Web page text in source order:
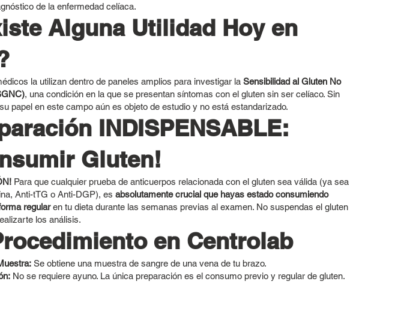
de la enfermedad celíaca.
Alguna Utilidad Hoy en
la utilizan dentro de paneles amplios para investigar laSensibilidad al Gluten No
, una condición en la que se presentan síntomas con el gluten sin ser celíaco. Sin
papel en este campo aún es objeto de estudio y no está estandarizado.
INDISPENSABLE:
Gluten!
Para que cualquier prueba de anticuerpos relacionada con el gluten sea válida (ya sea
Anti-tTG o Anti-DGP), esabsolutamente crucial que hayas estado consumiendo
regularen tu dieta durante las semanas previas al examen. No suspendas el gluten
los análisis.
en Centrolab
Se obtiene una muestra de sangre de una vena de tu brazo.
No se requiere ayuno. La única preparación es el consumo previo y regular de gluten.